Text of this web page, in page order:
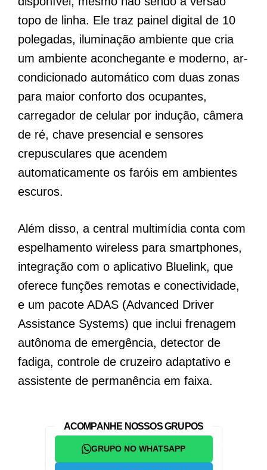
topo de linha. Ele traz painel digital de 10
polegadas, iluminação ambiente que cria
um ambiente aconchegante e moderno, ar-
condicionado automático com duas zonas
para maior conforto dos ocupantes,
carregador de celular por indução, câmera
de ré, chave presencial e sensores
crepusculares que acendem
automaticamente os faróis em ambientes
escuros.
Além disso, a central multimídia conta com
espelhamento wireless para smartphones,
integração com o aplicativo Bluelink, que
oferece funções remotas e conectividade,
e um pacote ADAS (Advanced Driver
Assistance Systems) que inclui frenagem
autônoma de emergência, detector de
fadiga, controle de cruzeiro adaptativo e
assistente de permanência em faixa.
ACOMPANHE NOSSOS GRUPOS
GRUPO NO WHATSAPP